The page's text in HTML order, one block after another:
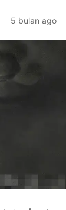
5 bulan ago